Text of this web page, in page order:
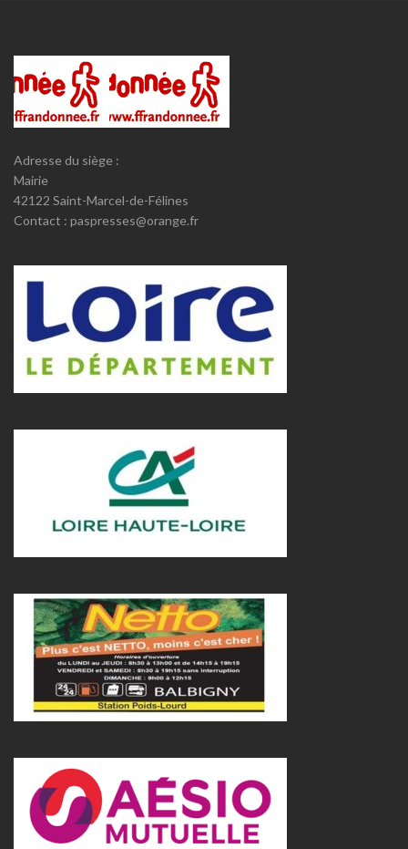
Adresse du siège :
Mairie
42122 Saint-Marcel-de-Félines
Contact : paspresses@orange.fr